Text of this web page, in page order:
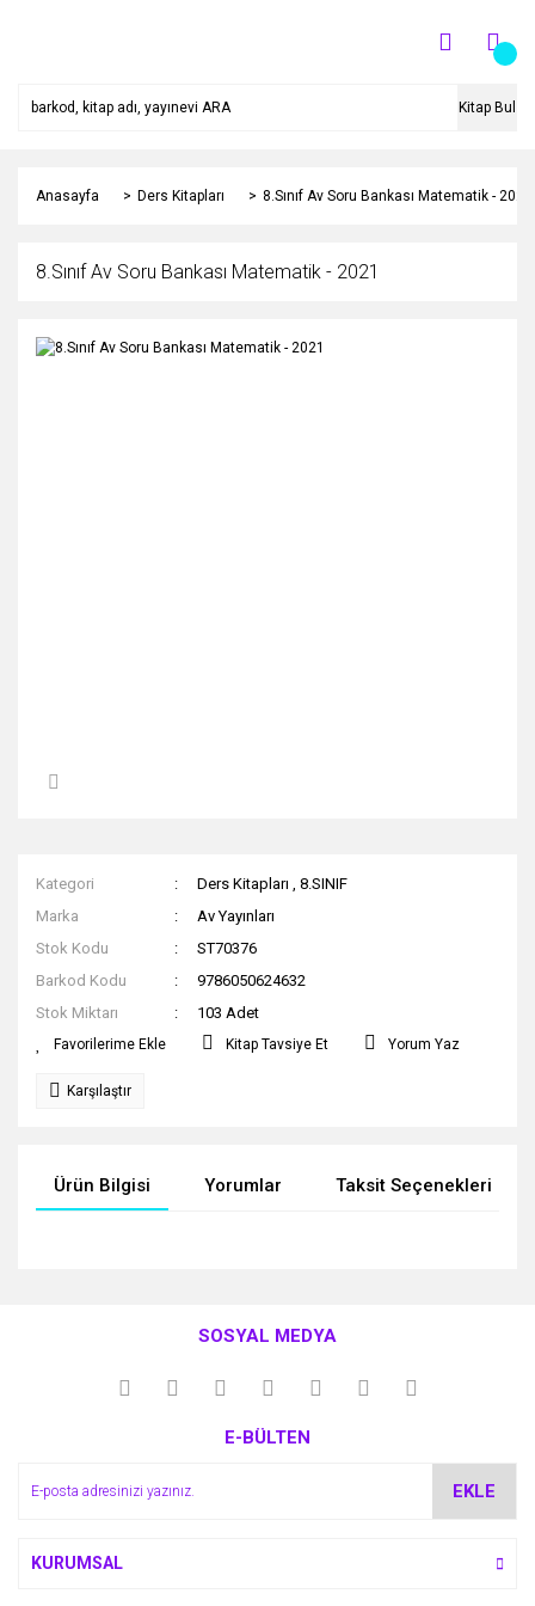
Kitap Bul
Anasayfa Ders Kitapları 8.Sınıf Av Soru Bankası Matematik - 2021
8.Sınıf Av Soru Bankası Matematik - 2021
Kategori Ders Kitapları ,8.SINIF
Marka
Av Yayınları
Stok Kodu
ST70376
Barkod Kodu
9786050624632
Stok Miktarı
103 Adet
Kitap Tavsiye Et Yorum Yaz
Karşılaştır
Ürün Bilgisi Yorumlar Taksit Seçenekleri
kullanarak tarafımıza iletebilirsiniz.
Görüş ve önerileriniz için teşekkür ederiz.
Ürün açıklamasında eksik bilgiler bulunuyor.
SOSYAL MEDYA
E-BÜLTEN
EKLE
KURUMSAL